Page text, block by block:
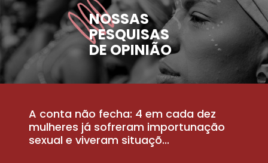
NOSSAS
PESQUISAS
DE OPINIÃO
A conta não fecha: 4 em cada dez
mulheres já sofreram importunação
sexual e viveram situaçõ...